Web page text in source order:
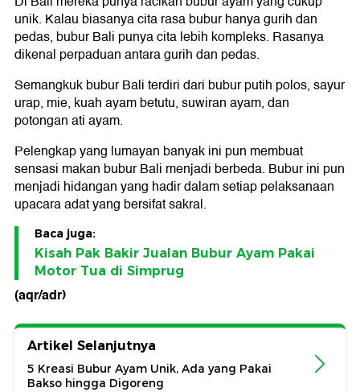
unik. Kalau biasanya cita rasa bubur hanya gurih dan
pedas, bubur Bali punya cita lebih kompleks. Rasanya
dikenal perpaduan antara gurih dan pedas.
Semangkuk bubur Bali terdiri dari bubur putih polos, sayur
urap, mie, kuah ayam betutu, suwiran ayam, dan
potongan ati ayam.
Pelengkap yang lumayan banyak ini pun membuat
sensasi makan bubur Bali menjadi berbeda. Bubur ini pun
menjadi hidangan yang hadir dalam setiap pelaksanaan
upacara adat yang bersifat sakral.
Baca juga:
Kisah Pak Bakir Jualan Bubur Ayam Pakai
Motor Tua di Simprug
(aqr/adr)
Artikel Selanjutnya
5 Kreasi Bubur Ayam Unik, Ada yang Pakai
Bakso hingga Digoreng